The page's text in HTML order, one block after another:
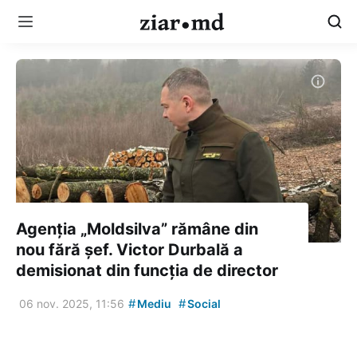
Agenția „Moldsilva” rămâne din
nou fără șef. Victor Durbală a
demisionat din funcția de director
06 nov. 2025, 11:56 #Mediu #Social